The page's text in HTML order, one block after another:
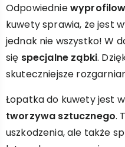
Odpowiednie
kuwety sprawia, że jest
jednak nie wszystko! W
się specjalne ząbki.
skuteczniejsze
Łopatka do kuwety jest
tworzywa sztucznego.
uszkodzenia, ale także